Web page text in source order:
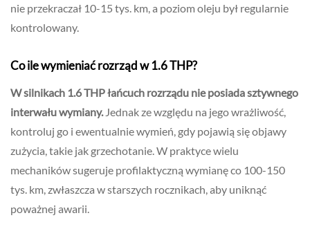
nie przekraczał 10-15 tys. km, a poziom oleju był regularnie
kontrolowany.
Co ile wymieniać rozrząd w 1.6 THP?
W silnikach 1.6 THP łańcuch rozrządu nie posiada sztywnego
interwału wymiany. Jednak ze względu na jego wrażliwość,
kontroluj go i ewentualnie wymień, gdy pojawią się objawy
zużycia, takie jak grzechotanie. W praktyce wielu
mechaników sugeruje profilaktyczną wymianę co 100-150
tys. km, zwłaszcza w starszych rocznikach, aby uniknąć
poważnej awarii.